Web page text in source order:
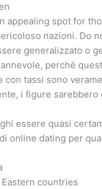
appealing spot for
nazioni. Do
generalizzato o
perché
con tassi sono
i figure
essere quasi
online dating per
countries